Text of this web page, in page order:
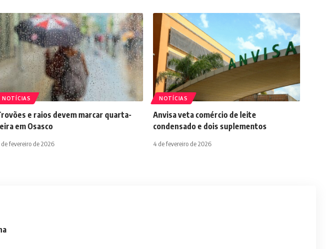
NOTÍCIAS
e raios devem marcar quarta-
em Osasco
de fevereiro de 2026
NOTÍCIAS
Anvisa veta comércio de leite
condensado e dois suplementos
4 de fevereiro de 2026